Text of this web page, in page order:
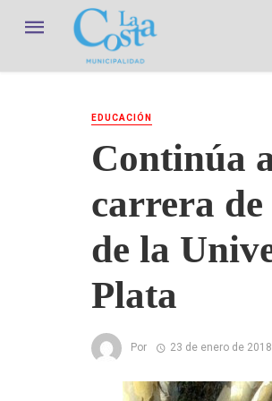
EDUCACIÓN
Continúa
carrera
de la
Plata
Por 23 de enero de 2018